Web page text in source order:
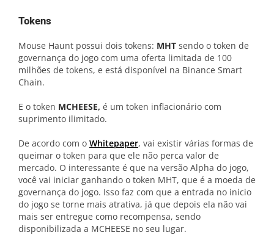
Tokens
Mouse Haunt possui dois tokens: MHT sendo o token de
governança do jogo com uma oferta limitada de 100
milhões de tokens, e está disponível na Binance Smart
Chain.
E o token MCHEESE, é um token inflacionário com
suprimento ilimitado.
De acordo com o Whitepaper, vai existir várias formas de
queimar o token para que ele não perca valor de
mercado. O interessante é que na versão Alpha do jogo,
você vai iniciar ganhando o token MHT, que é a moeda de
governança do jogo. Isso faz com que a entrada no inicio
do jogo se torne mais atrativa, já que depois ela não vai
mais ser entregue como recompensa, sendo
disponibilizada a MCHEESE no seu lugar.